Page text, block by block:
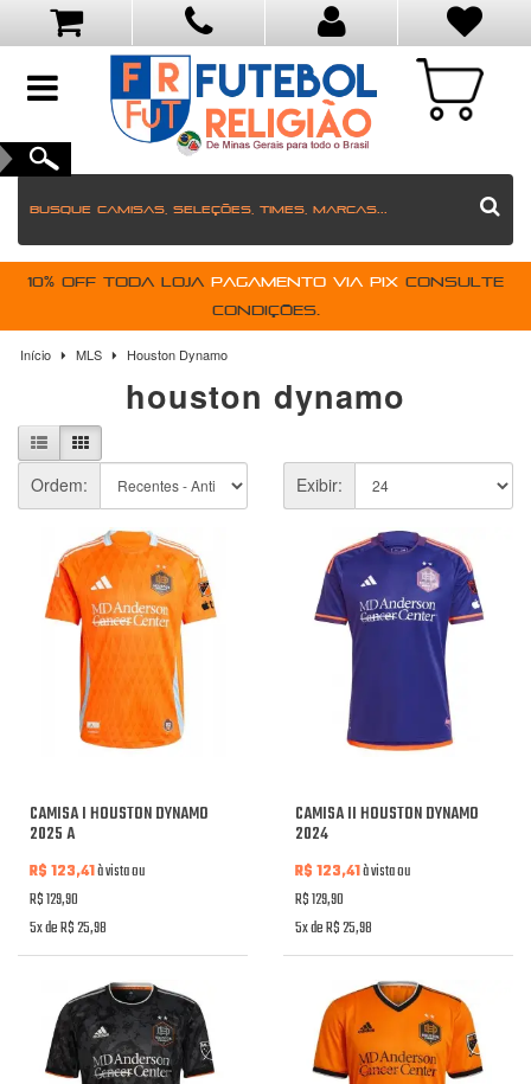
toggle
10% OFF toda loja pagamento via PIX Consulte
condições.
Início MLS Houston Dynamo
houston dynamo
Ordem: Exibir:
CAMISA I HOUSTON DYNAMO
2025 A
R$ 123,41à vista ou
R$ 129,90
5x de R$ 25,98
CAMISA II HOUSTON DYNAMO
2024
R$ 123,41à vista ou
R$ 129,90
5x de R$ 25,98